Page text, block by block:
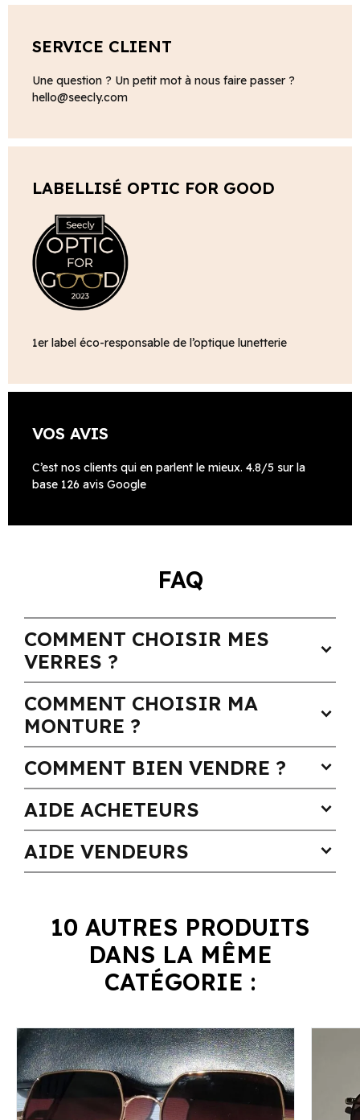
SERVICE CLIENT
Une question ? Un petit mot à nous faire passer ?
hello@seecly.com
LABELLISÉ OPTIC FOR GOOD
1er label éco-responsable de l’optique lunetterie
VOS AVIS
C’est nos clients qui en parlent le mieux. 4.8/5 sur la
base 126 avis Google
FAQ
COMMENT CHOISIR MES
VERRES ?
expand_more
COMMENT CHOISIR MA
MONTURE ?
expand_more
COMMENT BIEN VENDRE ? expand_more
AIDE ACHETEURS expand_more
AIDE VENDEURS expand_more
10 AUTRES PRODUITS
DANS LA MÊME
CATÉGORIE :